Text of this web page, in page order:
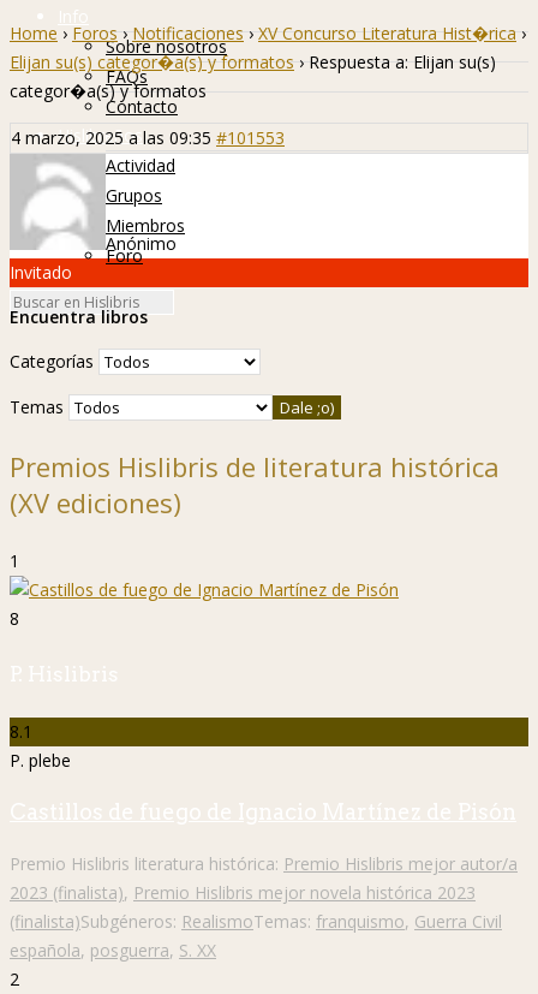
Info
Sobre nosotros
FAQs
Contacto
Hislibreños
Actividad
Grupos
Miembros
Foro
Home › Foros › Notificaciones › XV Concurso Literatura Hist�rica ›
Elijan su(s) categor�a(s) y formatos › Respuesta a: Elijan su(s)
categor�a(s) y formatos
4 marzo, 2025 a las 09:35 #101553
Anónimo
Invitado
Encuentra libros
Categorías
Temas
Premios Hislibris de literatura histórica
(XV ediciones)
1
8
P. Hislibris
8.1
P. plebe
Castillos de fuego de Ignacio Martínez de Pisón
Premio Hislibris literatura histórica: Premio Hislibris mejor autor/a
2023 (finalista), Premio Hislibris mejor novela histórica 2023
(finalista)Subgéneros: RealismoTemas: franquismo, Guerra Civil
española, posguerra, S. XX
2